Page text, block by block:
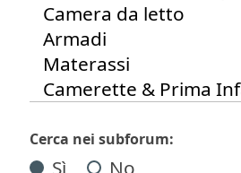
Cerca nei subforum:
Sì No